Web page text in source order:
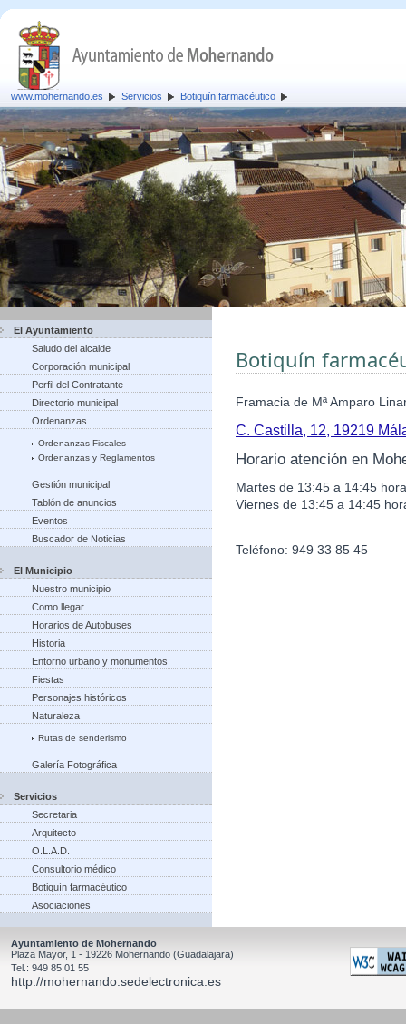
www.mohernando.es Servicios Botiquín farmacéutico
El Ayuntamiento
Saludo del alcalde
Corporación municipal
Perfil del Contratante
Directorio municipal
Ordenanzas
Ordenanzas Fiscales
Ordenanzas y Reglamentos
Gestión municipal
Tablón de anuncios
Eventos
Buscador de Noticias
El Municipio
Nuestro municipio
Como llegar
Horarios de Autobuses
Historia
Entorno urbano y monumentos
Fiestas
Personajes históricos
Naturaleza
Rutas de senderismo
Galería Fotográfica
Servicios
Secretaria
Arquitecto
O.L.A.D.
Consultorio médico
Botiquín farmacéutico
Asociaciones
Botiquín
Framacia de Mª Amparo
C. Castilla, 12, 19219
Horario atención en
Martes de 13:45 a 14:45
Viernes de 13:45 a 14:45
Teléfono: 949 33 85 45
Ayuntamiento de Mohernando
Plaza Mayor, 1 - 19226 Mohernando (Guadalajara)
Tel.: 949 85 01 55
http://mohernando.sedelectronica.es